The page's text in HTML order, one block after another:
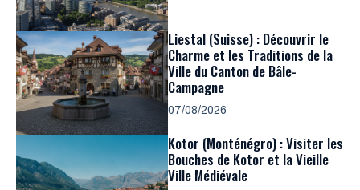
Liestal (Suisse) : Découvrir le
Charme et les Traditions de la
Ville du Canton de Bâle-
Campagne
07/08/2026
Kotor (Monténégro) : Visiter les
Bouches de Kotor et la Vieille
Ville Médiévale